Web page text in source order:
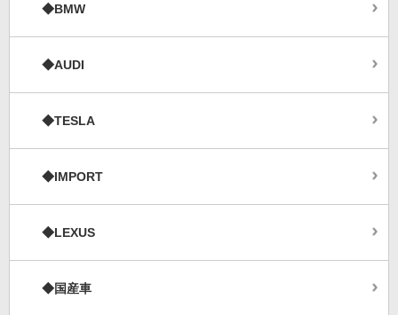
◆BMW
◆AUDI
◆TESLA
◆IMPORT
◆LEXUS
◆国産車